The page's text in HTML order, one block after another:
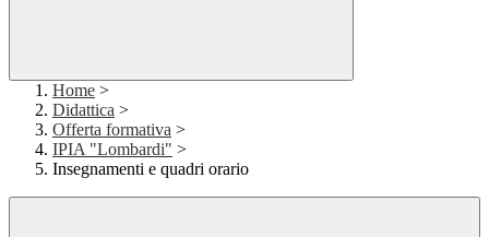
Home >
Didattica >
Offerta formativa >
IPIA "Lombardi" >
Insegnamenti e quadri orario